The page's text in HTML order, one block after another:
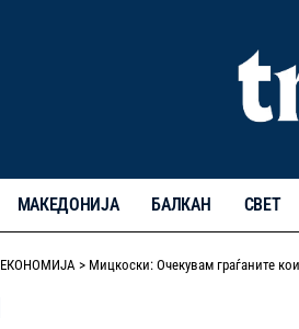
МАКЕДОНИЈА БАЛКАН СВЕТ
ЕКОНОМИЈА > Мицкоски: Очекувам граѓаните